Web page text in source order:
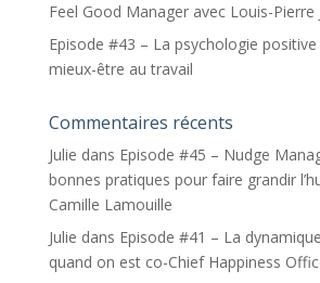
Feel Good Manager avec Louis-Pierre
Episode #43 – La psychologie
mieux-être au travail
Commentaires récents
Julie dans Episode #45 – Nudge
bonnes pratiques pour faire grandir
Camille Lamouille
Julie dans Episode #41 – La
quand on est co-Chief Happiness